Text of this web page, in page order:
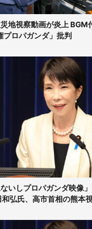
地視察動画が炎上 BGM
プロパガンダ」批判
ないしプロパガンダ映像
弘氏、高市首相の熊本